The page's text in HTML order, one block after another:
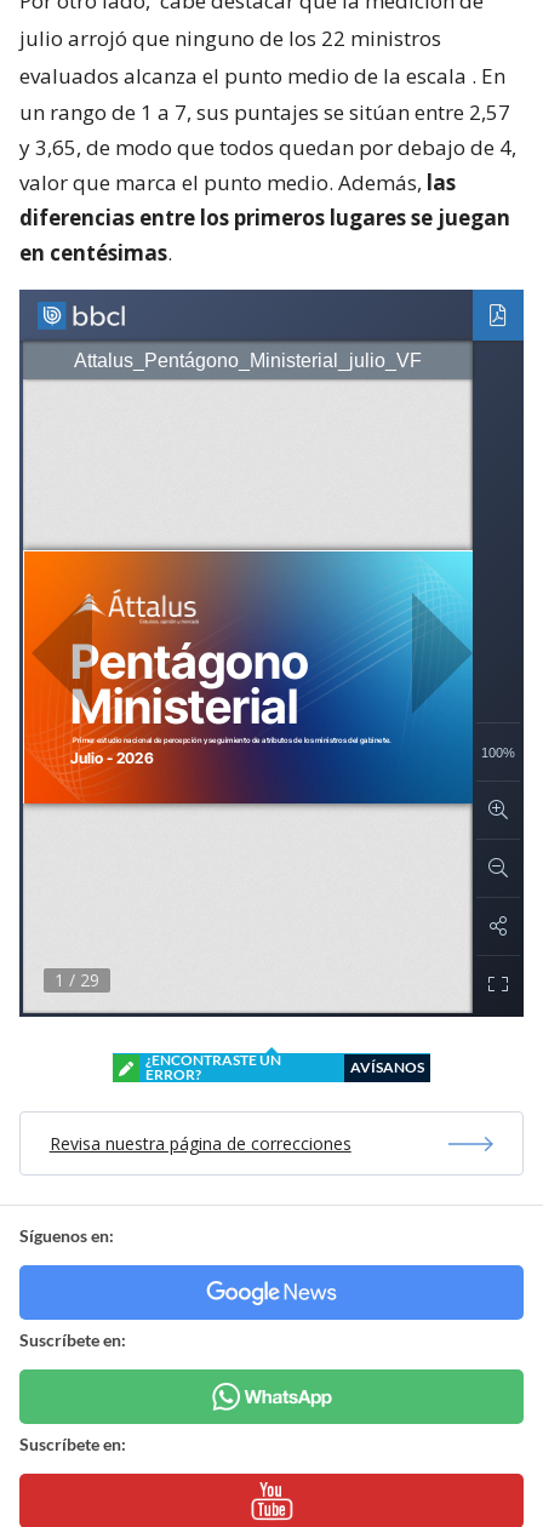
julio arrojó que ninguno de los 22 ministros
evaluados alcanza el punto medio de la escala . En
un rango de 1 a 7, sus puntajes se sitúan entre 2,57
y 3,65, de modo que todos quedan por debajo de 4,
valor que marca el punto medio. Además, las
diferencias entre los primeros lugares se juegan
en centésimas.
¿ENCONTRASTE UN
ERROR?
AVÍSANOS
Revisa nuestra página de correcciones
Síguenos en:
Suscríbete en:
Suscríbete en: